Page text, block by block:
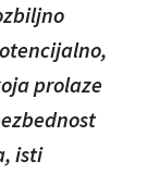
prolaze
isti